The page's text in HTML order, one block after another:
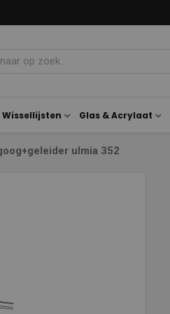
Wissellijsten Glas & Acrylaat
ulmia 352